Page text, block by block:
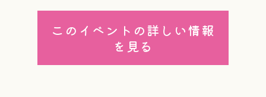
このイベントの詳しい情報
を見る